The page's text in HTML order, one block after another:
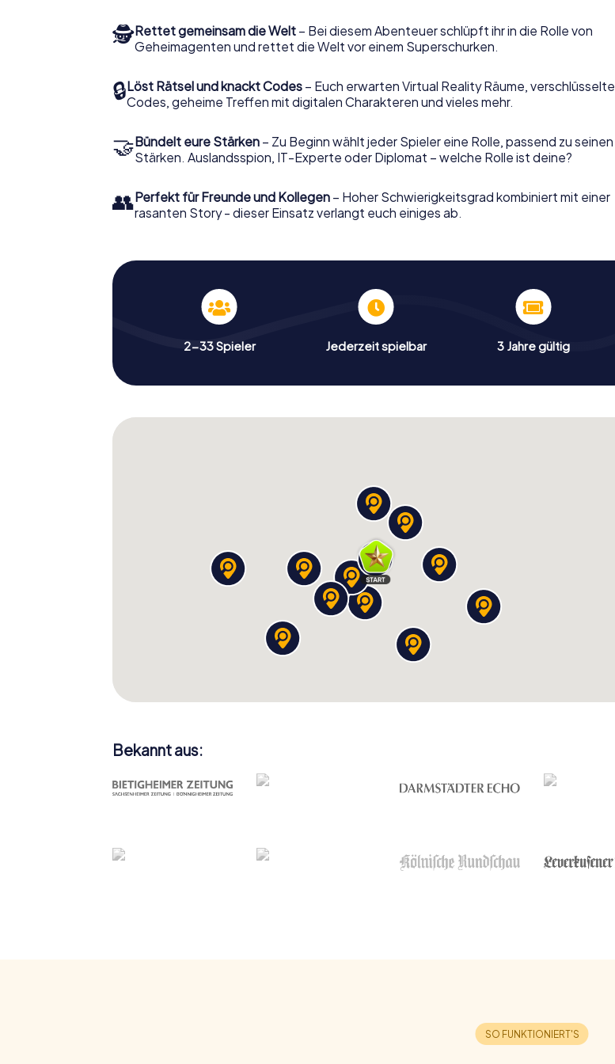
🕵Rettet gemeinsam die Welt – Bei diesem Abenteuer schlüpft ihr in die Rolle von
Geheimagenten und rettet die Welt vor einem Superschurken.
🔒Löst Rätsel und knackt Codes – Euch erwarten Virtual Reality Räume, verschlüsselte
Codes, geheime Treffen mit digitalen Charakteren und vieles mehr.
🤝Bündelt eure Stärken – Zu Beginn wählt jeder Spieler eine Rolle, passend zu seinen
Stärken. Auslandsspion, IT-Experte oder Diplomat – welche Rolle ist deine?
👥Perfekt für Freunde und Kollegen – Hoher Schwierigkeitsgrad kombiniert mit einer
rasanten Story - dieser Einsatz verlangt euch einiges ab.
2-33 Spieler Jederzeit spielbar 3 Jahre gültig
Bekannt aus: